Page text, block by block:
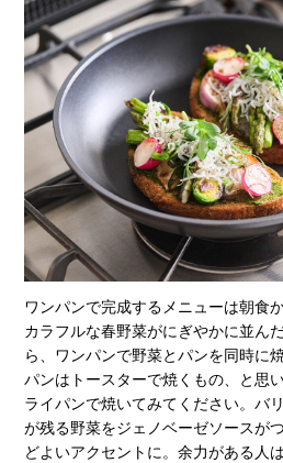
ワンパンで完成するメニューは朝食
カラフルな春野菜がにぎやかに並ん
ら、ワンパンで野菜とパンを同時に
パンはトースターで焼くもの、と思
ライパンで焼いてみてください。バ
が残る野菜をジェノベーゼソースが
どよいアクセントに。余力がある人